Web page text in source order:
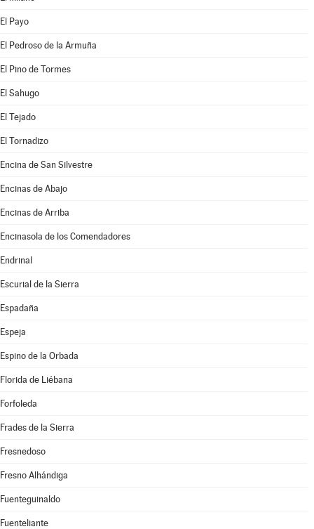
El Payo
El Pedroso de la Armuña
El Pino de Tormes
El Sahugo
El Tejado
El Tornadizo
Encina de San Silvestre
Encinas de Abajo
Encinas de Arriba
Encinasola de los Comendadores
Endrinal
Escurial de la Sierra
Espadaña
Espeja
Espino de la Orbada
Florida de Liébana
Forfoleda
Frades de la Sierra
Fresnedoso
Fresno Alhándiga
Fuenteguinaldo
Fuenteliante